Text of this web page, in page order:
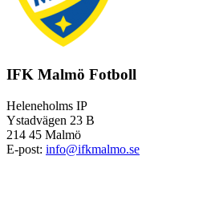
IFK Malmö Fotboll
Heleneholms IP
Ystadvägen 23 B
214 45 Malmö
E-post: info@ifkmalmo.se